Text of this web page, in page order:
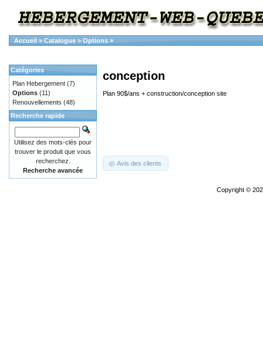
Accueil » Catalogue » Options »
conception
Plan 90$/ans + construction/conception site
Avis des clients
Catégories
Plan Hebergement (7)
Options (11)
Renouvellements (48)
Recherche rapide
Utilisez des mots-clés pour
trouver le produit que vous
recherchez.
Recherche avancée
Copyright ©